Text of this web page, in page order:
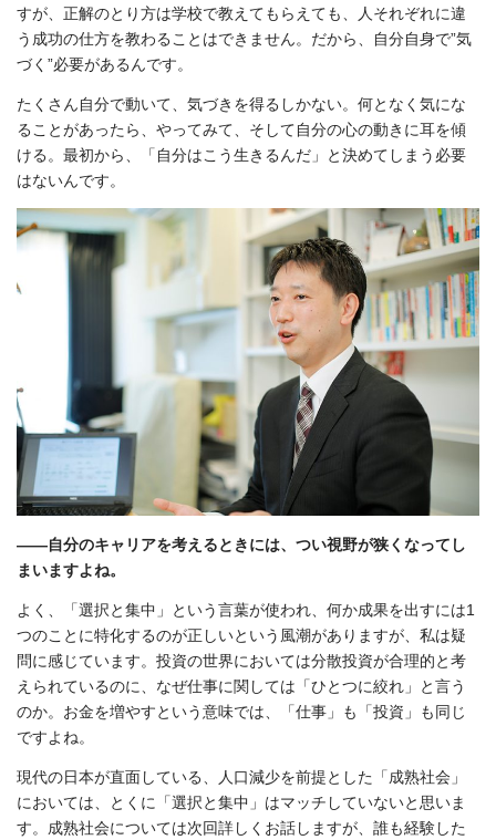
すが、正解のとり方は学校で教えてもらえても、人それぞれに違
う成功の仕方を教わることはできません。だから、自分自身で”気
づく”必要があるんです。
たくさん自分で動いて、気づきを得るしかない。何となく気にな
ることがあったら、やってみて、そして自分の心の動きに耳を傾
ける。最初から、「自分はこう生きるんだ」と決めてしまう必要
はないんです。
――自分のキャリアを考えるときには、つい視野が狭くなってし
まいますよね。
よく、「選択と集中」という言葉が使われ、何か成果を出すには1
つのことに特化するのが正しいという風潮がありますが、私は疑
問に感じています。投資の世界においては分散投資が合理的と考
えられているのに、なぜ仕事に関しては「ひとつに絞れ」と言う
のか。お金を増やすという意味では、「仕事」も「投資」も同じ
ですよね。
現代の日本が直面している、人口減少を前提とした「成熟社会」
においては、とくに「選択と集中」はマッチしていないと思いま
す。成熟社会については次回詳しくお話しますが、誰も経験した